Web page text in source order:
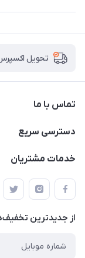
تحویل
تماس با ما
09172138137
دسترسی سریع
حساب کاربری
لیست محصولات
درباره ما
خدمات مشتریان
قوانین و مقررات
حریم خصوصی
راهنما
از جدید‌ترین